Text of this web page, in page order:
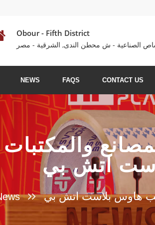
Obour - Fifth District
الصناعية - ش محطن الندى, الشرقية - مصر
NEWS FAQS CONTACT US